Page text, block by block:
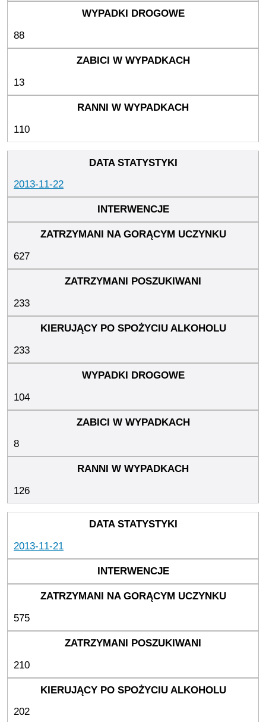
88
13
110
2013-11-22
627
233
233
104
8
126
2013-11-21
575
210
202